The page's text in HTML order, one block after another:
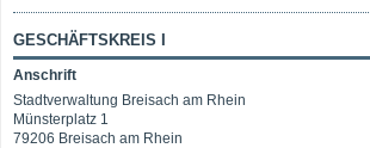
GESCHÄFTSKREIS I
Anschrift
Stadtverwaltung Breisach am Rhein
Münsterplatz 1
79206 Breisach am Rhein